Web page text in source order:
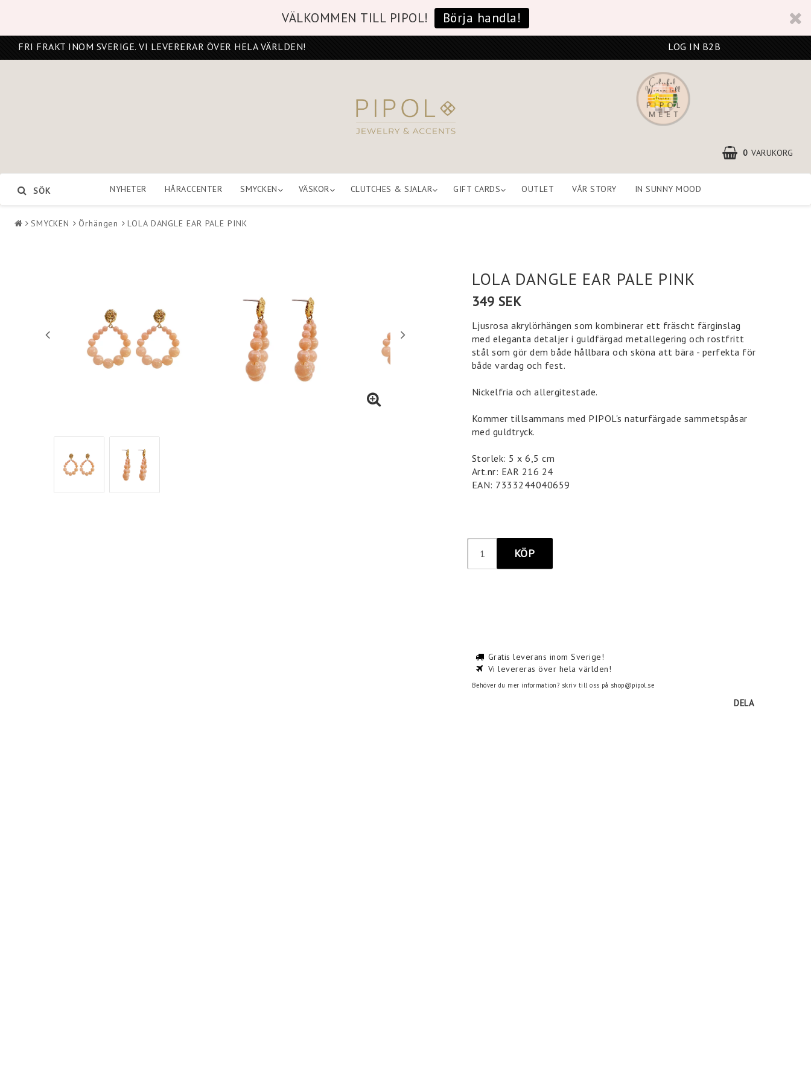
VÄLKOMMEN TILL PIPOL! Börja handla!
FRI FRAKT INOM SVERIGE. VI LEVERERAR ÖVER HELA VÄRLDEN! LOG IN B2B
0 VARUKORG
NYHETER HÅRACCENTER SMYCKEN VÄSKOR CLUTCHES & SJALAR GIFT CARDS OUTLET VÅR STORY IN SUNNY MOOD
SÖK
SMYCKEN Örhängen LOLA DANGLE EAR PALE PINK
LOLA DANGLE EAR PALE PINK
349 SEK
Ljusrosa akrylörhängen som kombinerar ett fräscht färginslag
med eleganta detaljer i guldfärgad metallegering och rostfritt
stål som gör dem både hållbara och sköna att bära - perfekta för
både vardag och fest.
Nickelfria och allergitestade.
Kommer tillsammans med PIPOL's naturfärgade sammetspåsar
med guldtryck.
Storlek: 5 x 6,5 cm
Art.nr: EAR 216 24
EAN: 7333244040659
KÖP
Gratis leverans inom Sverige!
Vi levereras över hela världen!
Behöver du mer information? skriv till oss på shop@pipol.se
DELA